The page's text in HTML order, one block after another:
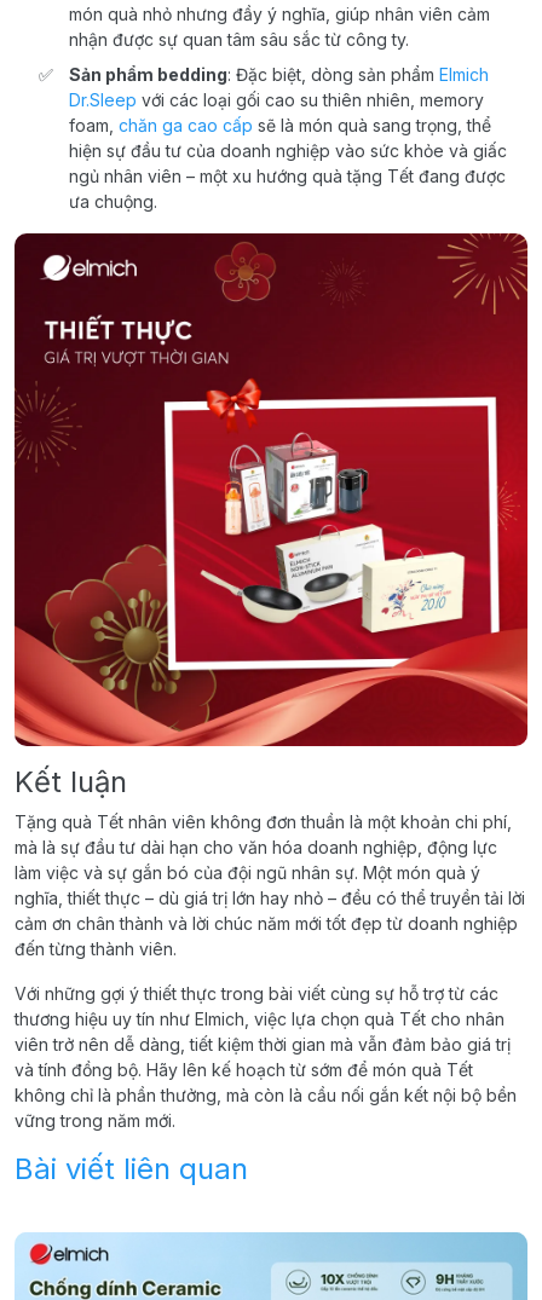
món quà nhỏ nhưng đầy ý nghĩa, giúp nhân viên cảm
nhận được sự quan tâm sâu sắc từ công ty.
Sản phẩm bedding: Đặc biệt, dòng sản phẩm Elmich
Dr.Sleep với các loại gối cao su thiên nhiên, memory
foam, chăn ga cao cấp sẽ là món quà sang trọng, thể
hiện sự đầu tư của doanh nghiệp vào sức khỏe và giấc
ngủ nhân viên – một xu hướng quà tặng Tết đang được
ưa chuộng.
Kết luận
Tặng quà Tết nhân viên không đơn thuần là một khoản chi phí,
mà là sự đầu tư dài hạn cho văn hóa doanh nghiệp, động lực
làm việc và sự gắn bó của đội ngũ nhân sự. Một món quà ý
nghĩa, thiết thực – dù giá trị lớn hay nhỏ – đều có thể truyền tải lời
cảm ơn chân thành và lời chúc năm mới tốt đẹp từ doanh nghiệp
đến từng thành viên.
Với những gợi ý thiết thực trong bài viết cùng sự hỗ trợ từ các
thương hiệu uy tín như Elmich, việc lựa chọn quà Tết cho nhân
viên trở nên dễ dàng, tiết kiệm thời gian mà vẫn đảm bảo giá trị
và tính đồng bộ. Hãy lên kế hoạch từ sớm để món quà Tết
không chỉ là phần thưởng, mà còn là cầu nối gắn kết nội bộ bền
vững trong năm mới.
Bài viết liên quan